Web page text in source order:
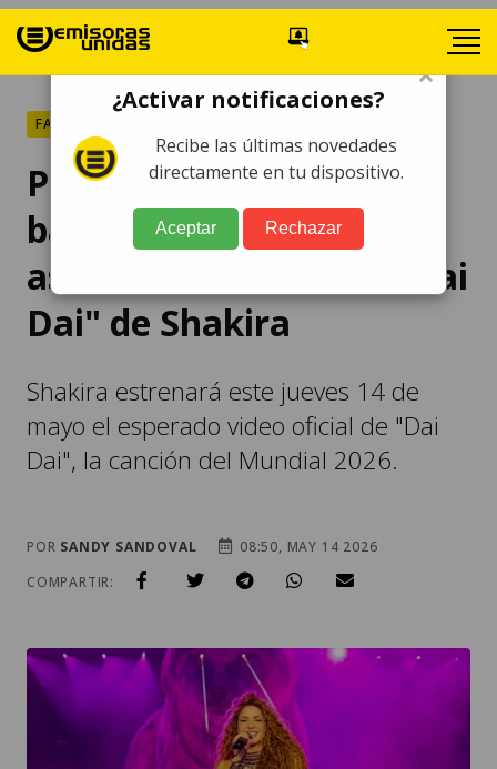
FARÁNDULA
Pelotas históricas y
banderas mundialistas:
así será el estreno de "Dai
Dai" de Shakira
Shakira estrenará este jueves 14 de
mayo el esperado video oficial de "Dai
Dai", la canción del Mundial 2026.
POR SANDY SANDOVAL
08:50, MAY 14 2026
COMPARTIR:
×
¿Activar notificaciones?
Recibe las últimas novedades
directamente en tu dispositivo.
Aceptar Rechazar